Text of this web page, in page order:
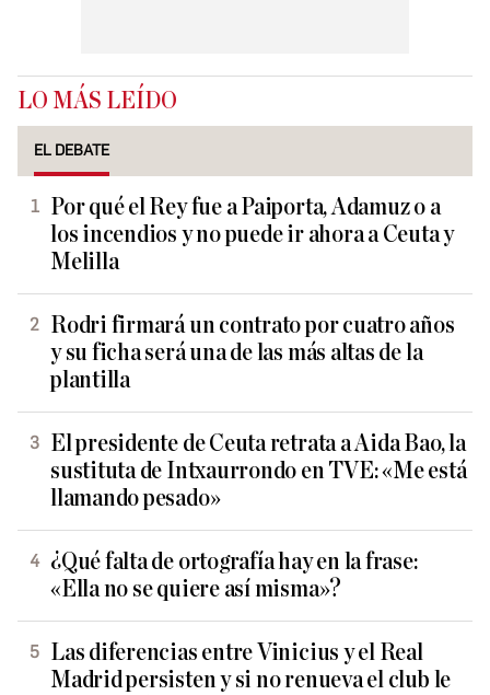
LO MÁS LEÍDO
EL DEBATE
Por qué el Rey fue a Paiporta, Adamuz o a
los incendios y no puede ir ahora a Ceuta y
Melilla
Rodri firmará un contrato por cuatro años
y su ficha será una de las más altas de la
plantilla
El presidente de Ceuta retrata a Aida Bao, la
sustituta de Intxaurrondo en TVE: «Me está
llamando pesado»
¿Qué falta de ortografía hay en la frase:
«Ella no se quiere así misma»?
Las diferencias entre Vinicius y el Real
Madrid persisten y si no renueva el club le